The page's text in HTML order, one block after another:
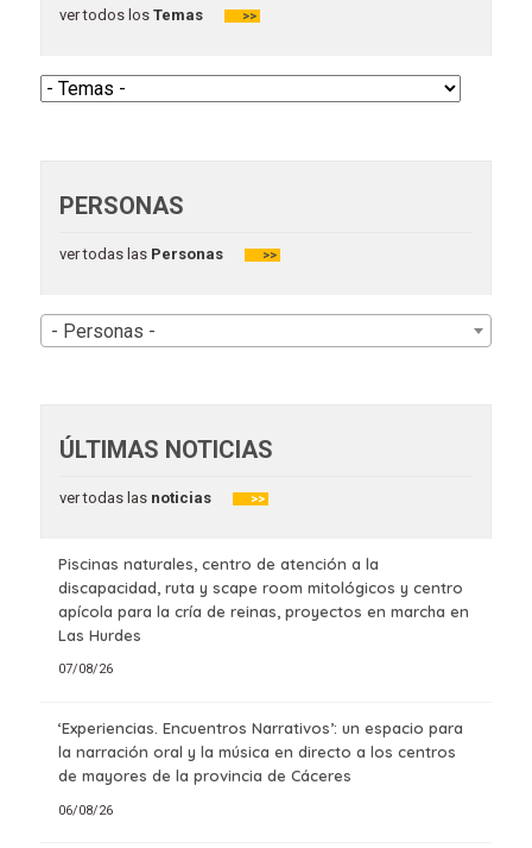
ver todos losTemas >>
PERSONAS
ver todas lasPersonas >>
- Personas -
ÚLTIMAS NOTICIAS
ver todas lasnoticias >>
Piscinas naturales, centro de atención a la
discapacidad, ruta y scape room mitológicos y centro
apícola para la cría de reinas, proyectos en marcha en
Las Hurdes
07/08/26
‘Experiencias. Encuentros Narrativos’: un espacio para
la narración oral y la música en directo a los centros
de mayores de la provincia de Cáceres
06/08/26